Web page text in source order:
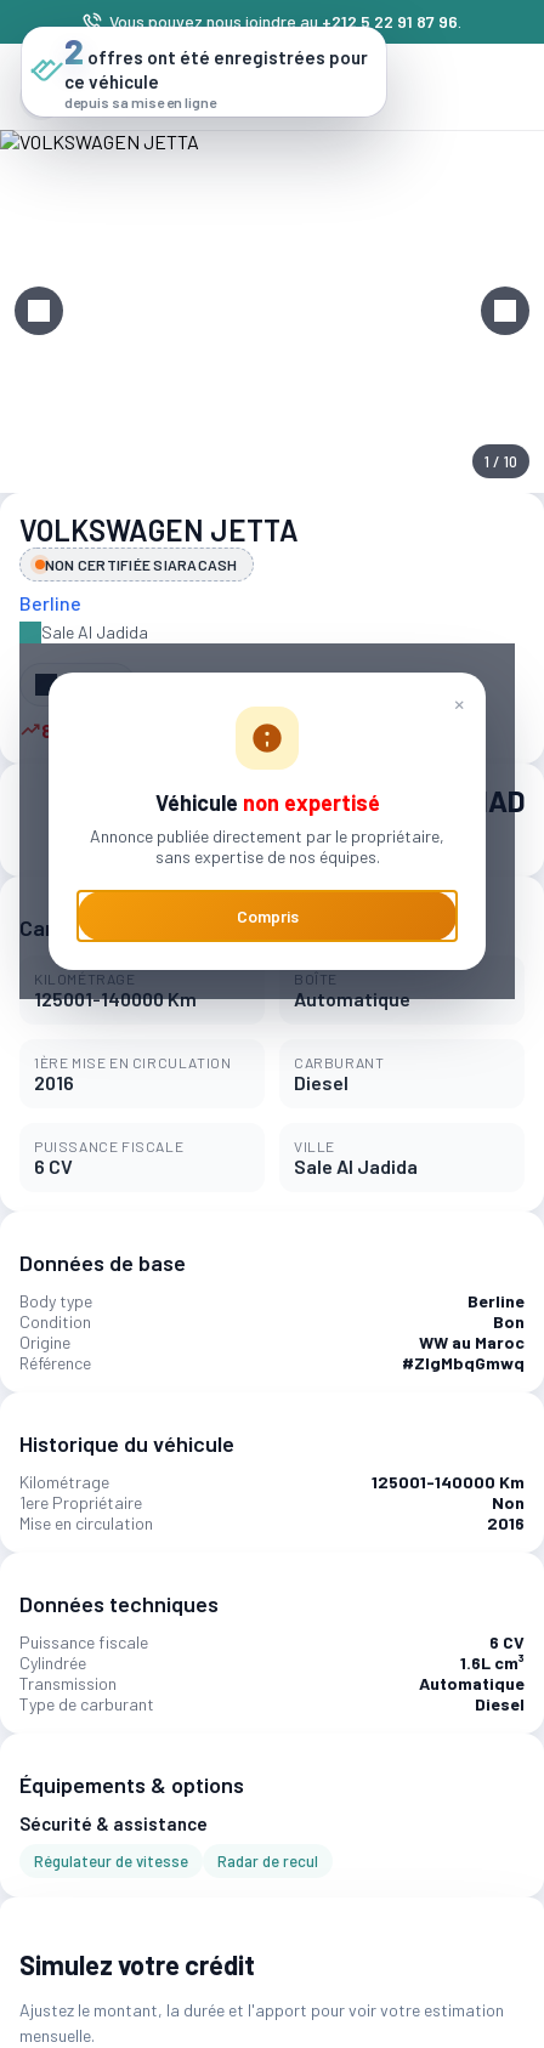
Vous pouvez nous joindre au +212 5 22 91 87 96
1 / 10
VOLKSWAGEN JETTA
NON CERTIFIÉE SIARACASH
Berline
Sale Al Jadida
×
Véhicule non expertisé
Annonce publiée directement par le propriétaire,
sans expertise de nos équipes.
Compris
Partager
8 autres personnes sont intéressées
146 000 MAD
2 275 MAD / mois
Caractéristiques principales
KILOMÉTRAGE
125001-140000 Km
BOÎTE
Automatique
1ÈRE MISE EN CIRCULATION
2016
CARBURANT
Diesel
PUISSANCE FISCALE
6 CV
VILLE
Sale Al Jadida
Données de base
Body type
Berline
Condition
Bon
Origine
WW au Maroc
Référence
#ZIgMbqGmwq
Historique du véhicule
Kilométrage
125001-140000 Km
1ere Propriétaire
Non
Mise en circulation
2016
Données techniques
Puissance fiscale
6 CV
Cylindrée
1.6L cm³
Transmission
Automatique
Type de carburant
Diesel
Équipements & options
Sécurité & assistance
Régulateur de vitesse Radar de recul
Simulez votre crédit
Ajustez le montant, la durée et l'apport pour voir votre estimation
mensuelle.
2 offres ont été enregistrées pour
ce véhicule
depuis sa mise en ligne